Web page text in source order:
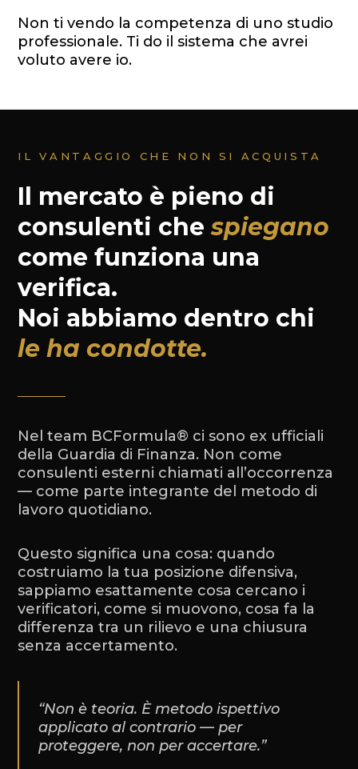
Non ti vendo la competenza di uno studio
professionale. Ti do il sistema che avrei
voluto avere io.
IL VANTAGGIO CHE NON SI ACQUISTA
Il mercato è pieno di
consulenti chespiegano
come funziona una
verifica.
Noi abbiamo dentro chi
le ha condotte.
Nel team BCFormula® ci sono ex ufficiali
della Guardia di Finanza. Non come
consulenti esterni chiamati all’occorrenza
— come parte integrante del metodo di
lavoro quotidiano.
Questo significa una cosa: quando
costruiamo la tua posizione difensiva,
sappiamo esattamente cosa cercano i
verificatori, come si muovono, cosa fa la
differenza tra un rilievo e una chiusura
senza accertamento.
“Non è teoria. È metodo ispettivo
applicato al contrario — per
proteggere, non per accertare.”